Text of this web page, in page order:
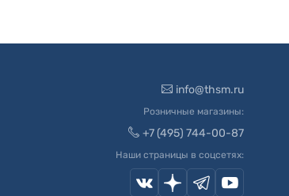
info@thsm.ru
Розничные магазины:
+7 (495) 744-00-87
Наши страницы в соцсетях: